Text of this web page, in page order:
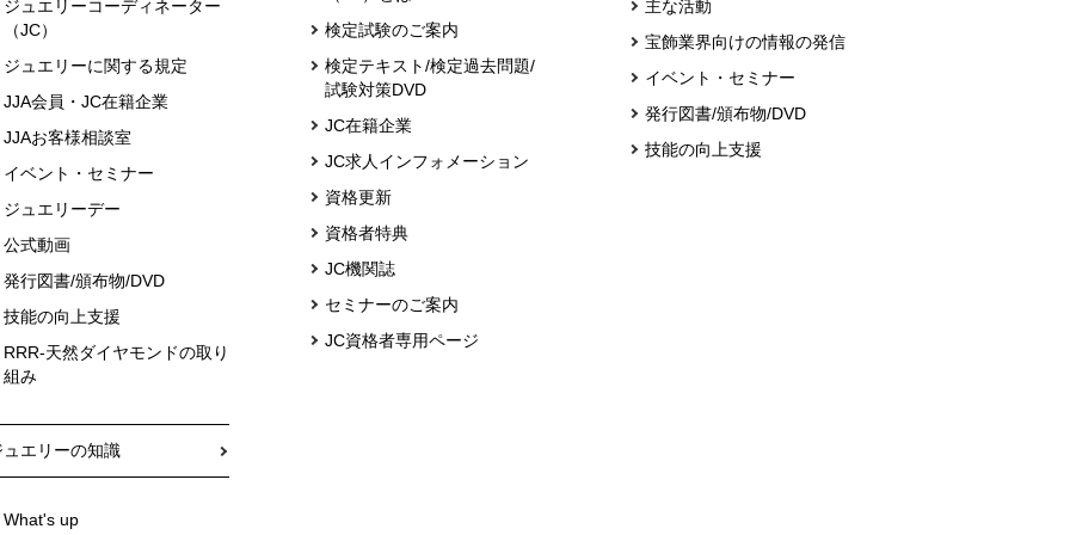
ジュエリーコーディネーター
（JC）
ジュエリーに関する規定
JJA会員・JC在籍企業
JJAお客様相談室
イベント・セミナー
ジュエリーデー
公式動画
発行図書/頒布物/DVD
技能の向上支援
RRR-天然ダイヤモンドの取り
組み
ュエリーの知識
What's up
検定試験のご案内
検定テキスト/検定過去問題/
試験対策DVD
JC在籍企業
JC求人インフォメーション
資格更新
資格者特典
JC機関誌
セミナーのご案内
JC資格者専用ページ
主な活動
宝飾業界向けの情報の発信
イベント・セミナー
発行図書/頒布物/DVD
技能の向上支援